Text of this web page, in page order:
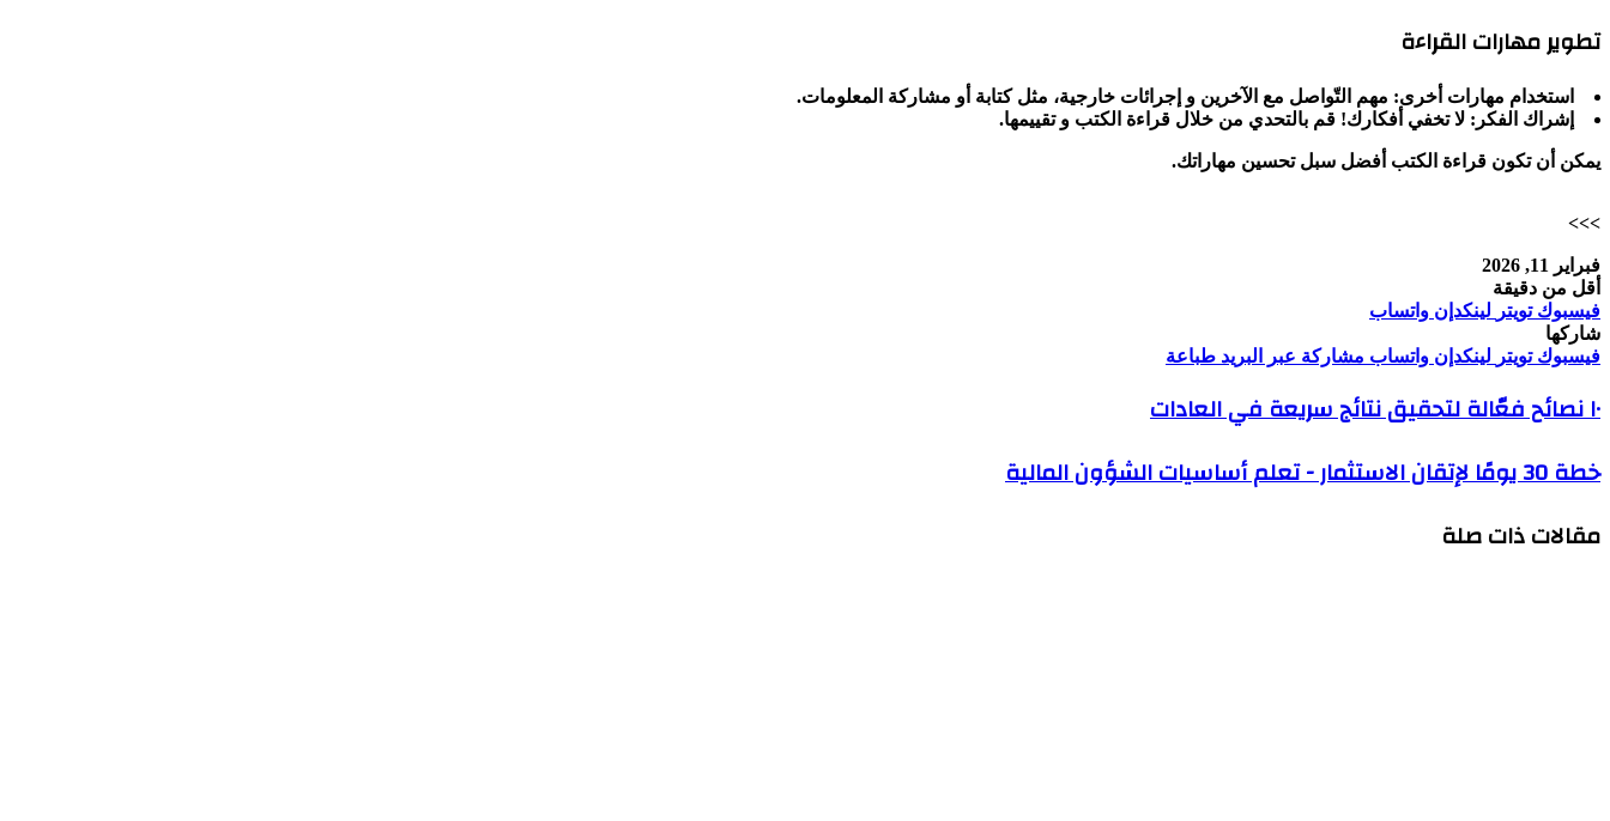
تطوير مهارات القراءة
استخدام مهارات أخرى: مهم التّواصل مع الآخرين و إجرائات خارجية، مثل كتابة أو مشاركة المعلومات.
إشراك الفكر: لا تخفي أفكارك! قم بالتحدي من خلال قراءة الكتب و تقييمها.
يمكن أن تكون قراءة الكتب أفضل سبل تحسين مهاراتك.
>>>
فبراير 11, 2026
أقل من دقيقة
فيسبوك تويتر لينكدإن واتساب
شاركها
فيسبوك تويتر لينكدإن واتساب مشاركة عبر البريد طباعة
١٠ نصائح فعّالة لتحقيق نتائج سريعة في العادات
خطة 30 يومًا لإتقان الاستثمار - تعلم أساسيات الشؤون المالية
مقالات ذات صلة